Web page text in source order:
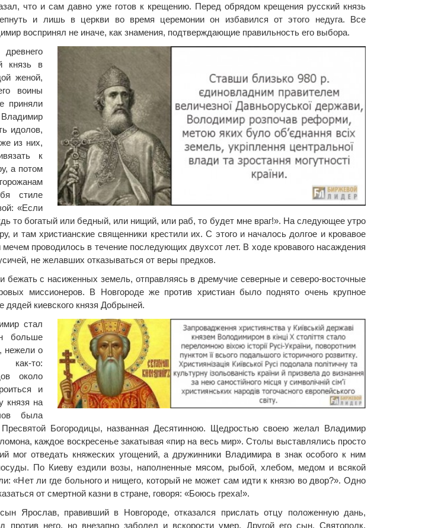
что и сам давно уже готов к крещению. Перед обрядом крещения русский князь
и лишь в церкви во время церемонии он избавился от этого недуга. Все
воспринял не иначе, как знамения, подтверждающие правильность его выбора.
князь в
женой,
воины
приняли
идолов,
из них,
к
а потом
стиле
«Если
то богатый или бедный, или нищий, или раб, то будет мне враг!». На следующее утро
и там христианские священники крестили их. С этого и началось долгое и кровавое
проводилось в течение последующих двухсот лет. В ходе кровавого насаждения
не желавших отказываться от веры предков.
с насиженных земель, отправляясь в дремучие северные и северо-восточные
миссионеров. В Новгороде же против христиан было поднято очень крупное
дядей киевского князя Добрыней.
стал
больше
нежели о
то:
около
и
князя на
была
Богородицы, названная Десятинною. Щедростью своею желал Владимир
каждое воскресенье закатывая «пир на весь мир». Столы выставлялись просто
мог отведать княжеских угощений, а дружинники Владимира в знак особого к ним
По Киеву ездили возы, наполненные мясом, рыбой, хлебом, медом и всякой
«Нет ли где больного и нищего, который не может сам идти к князю во двор?». Одно
от смертной казни в стране, говоря: «Боюсь греха!».
Ярослав, правивший в Новгороде, отказался прислать отцу положенную дань,
против него, но внезапно заболел и вскорости умер. Другой его сын, Святополк,